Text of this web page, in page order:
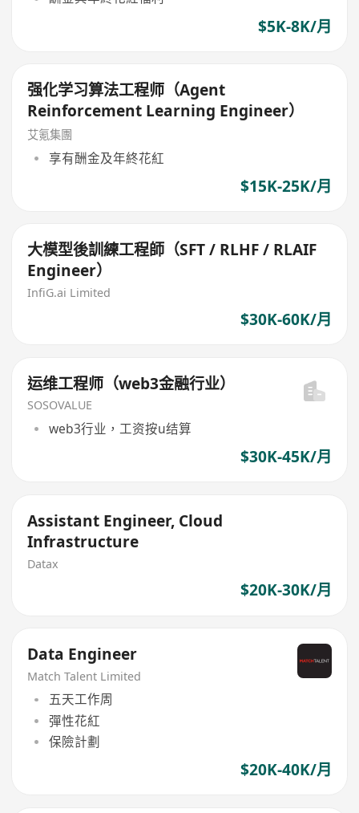
$5K-8K/月
强化学习算法工程师（Agent
Reinforcement Learning Engineer）
艾氪集團
享有酬金及年終花紅
$15K-25K/月
大模型後訓練工程師（SFT / RLHF / RLAIF
Engineer）
InfiG.ai Limited
$30K-60K/月
运维工程师（web3金融行业）
SOSOVALUE
web3行业，工资按u结算
$30K-45K/月
Assistant Engineer, Cloud
Infrastructure
Datax
$20K-30K/月
Data Engineer
Match Talent Limited
五天工作周
彈性花紅
保險計劃
$20K-40K/月